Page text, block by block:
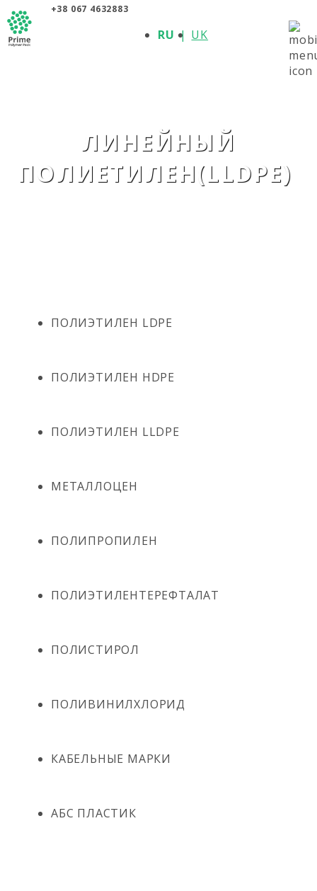
+38 067 4632883
RU UK
ЛИНЕЙНЫЙ
ПОЛИЕТИЛЕН(LLDPE)
ПОЛИЭТИЛЕН LDPE
ПОЛИЭТИЛЕН HDPE
ПОЛИЭТИЛЕН LLDPE
МЕТАЛЛОЦЕН
ПОЛИПРОПИЛЕН
ПОЛИЭТИЛЕНТЕРЕФТАЛАТ
ПОЛИСТИРОЛ
ПОЛИВИНИЛХЛОРИД
КАБЕЛЬНЫЕ МАРКИ
АБС ПЛАСТИК
О КОМПАНИИ
ПРОДУКЦИЯ